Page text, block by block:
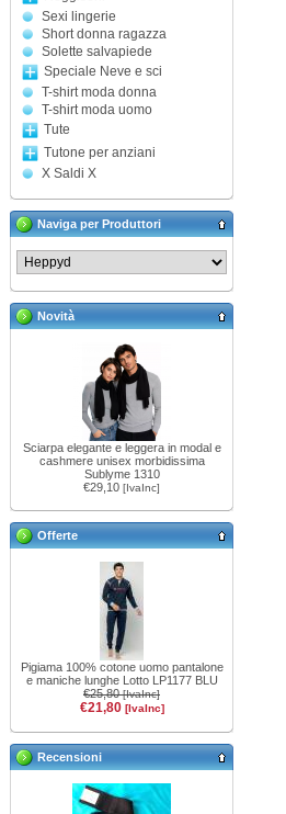
Sexi lingerie
Short donna ragazza
Solette salvapiede
Speciale Neve e sci
T-shirt moda donna
T-shirt moda uomo
Tute
Tutone per anziani
X Saldi X
Naviga per Produttori
Novità
Sciarpa elegante e leggera in modal e
cashmere unisex morbidissima
Sublyme 1310
€29,10 [IvaInc]
Offerte
Pigiama 100% cotone uomo pantalone
e maniche lunghe Lotto LP1177 BLU
€25,80[IvaInc]
€21,80 [IvaInc]
Recensioni